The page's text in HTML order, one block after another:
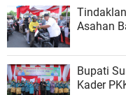
Asahan
Bupati
Kader